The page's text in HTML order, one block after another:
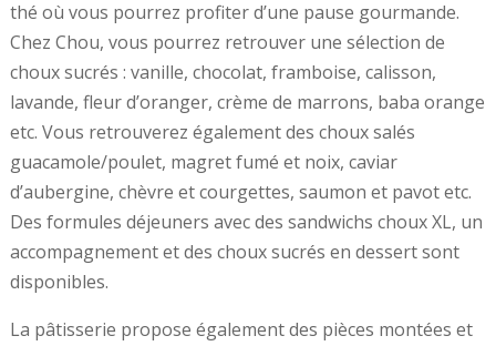
thé où vous pourrez profiter d’une pause gourmande.
Chez Chou, vous pourrez retrouver une sélection de
choux sucrés : vanille, chocolat, framboise, calisson,
lavande, fleur d’oranger, crème de marrons, baba orange
etc. Vous retrouverez également des choux salés
guacamole/poulet, magret fumé et noix, caviar
d’aubergine, chèvre et courgettes, saumon et pavot etc.
Des formules déjeuners avec des sandwichs choux XL, un
accompagnement et des choux sucrés en dessert sont
disponibles.
La pâtisserie propose également des pièces montées et